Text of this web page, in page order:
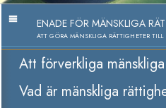
ENADE FÖR MÄNSKLIGA
ATT GÖRA MÄNSKLIGA RÄTTIGHETER
Att förverkliga
Vad är mänskliga